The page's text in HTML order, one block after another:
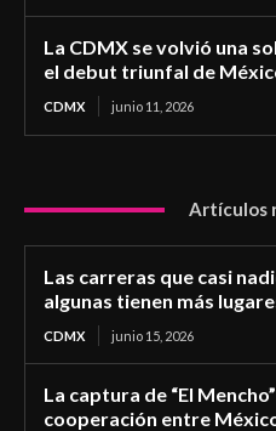
La CDMX se volvió una
el debut triunfal de
CDMX junio 11, 2026
Artículos
Las carreras que casi
algunas tienen más
CDMX junio 15, 2026
La captura de “El
cooperación entre